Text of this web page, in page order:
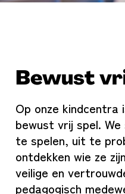
Bewust
Op onze
bewust vrij spel.
te spelen, uit te
ontdekken wie ze
veilige en
pedagogisch